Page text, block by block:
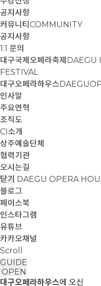
공지사항
커뮤니티 COMMUNITY
공지사항
1:1 문의
대구국제오페라축제 DAEGU
FESTIVAL
대구오페라하우스
인사말
주요연혁
조직도
CI소개
상주예술단체
협력기관
오시는길
닫기 DAEGU OPERA
블로그
페이스북
인스타그램
유튜브
카카오채널
Scroll
GUIDE
OPEN
대구오페라하우스에 오신